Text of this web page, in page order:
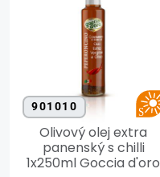
901010
Olivový olej extra
panenský s chilli
1x250ml Goccia d'oro